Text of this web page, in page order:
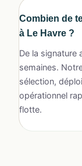
Combien de
à Le Havre ?
De la signature
semaines.
sélection,
opérationnel
flotte.